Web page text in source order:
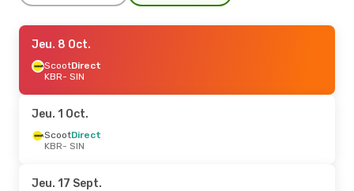
Jeu. 10 Sept.
ScootDirect
KBR- SIN
SIN- KBR
Jeu. 8 Oct.
ScootDirect
KBR- SIN
Jeu. 1 Oct.
ScootDirect
KBR- SIN
Jeu. 17 Sept.